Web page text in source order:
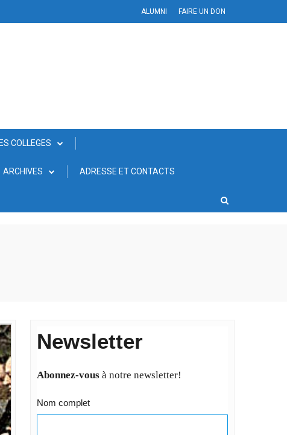
ALUMNI FAIRE UN DON
COLLEGES
ARCHIVES ADRESSE ET CONTACTS
Newsletter
Abonnez-vousà notre newsletter!
Nom complet